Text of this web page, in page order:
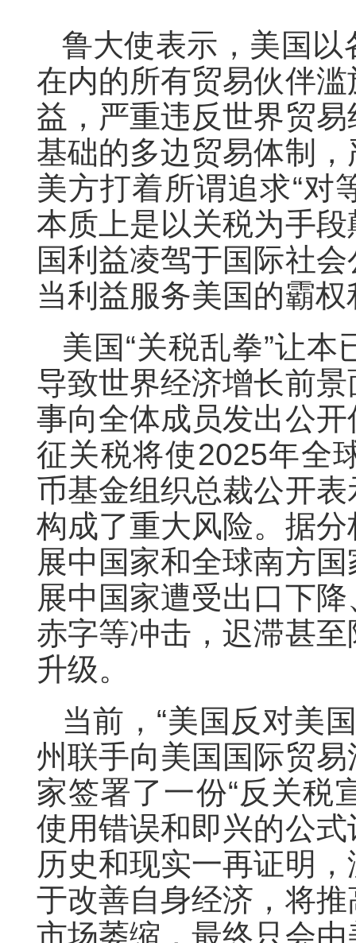
鲁大使表示，美国
在内的所有贸易伙伴
益，严重违反世界贸
基础的多边贸易体制
美方打着所谓追求“对
本质上是以关税为手
国利益凌驾于国际社
当利益服务美国的霸权
美国“关税乱拳”让
导致世界经济增长前
事向全体成员发出公
征关税将使2025年全
币基金组织总裁公开
构成了重大风险。据
展中国家和全球南方
展中国家遭受出口下
赤字等冲击，迟滞甚
升级。
当前，“美国反对美
州联手向美国国际贸
家签署了一份“反关税
使用错误和即兴的公
历史和现实一再证明
于改善自身经济，将
市场萎缩，最终只会